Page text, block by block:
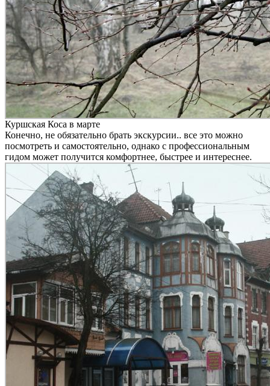
Куршская Коса в марте
Конечно, не обязательно брать экскурсии.. все это можно
посмотреть и самостоятельно, однако с профессиональным
гидом может получится комфортнее, быстрее и интереснее.